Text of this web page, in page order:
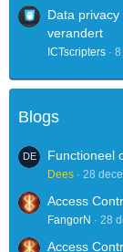
Data
verandert
ICTscripters 8
Blogs
Functioneel
Dees 28
Access
FangorN 28
Access